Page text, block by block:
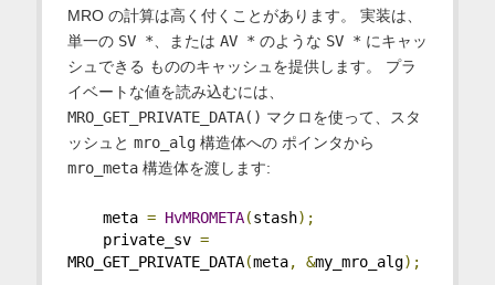
MRO の計算は高く付くことがあります。 実装は、
単一の SV * 、または AV * のような SV * にキャッ
シュできる もののキャッシュを提供します。 プラ
イベートな値を読み込むには、
MRO_GET_PRIVATE_DATA() マクロを使って、スタ
ッシュと mro_alg構造体への ポインタから
mro_meta構造体を渡します:
meta = HvMROMETA(stash);
private_sv =
MRO_GET_PRIVATE_DATA(meta, &my_mro_alg);